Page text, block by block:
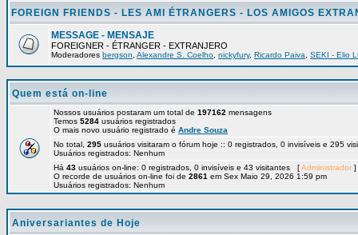
FOREIGN FRIENDS - LES AMI ÉTRANGERS - LOS AMIGOS
MESSAGE - MENSAJE
FOREIGNER - ÉTRANGER - EXTRANJERO
Moderadores bergson Alexandre S. Coelho nickyfury, Ricardo Paiva SEKI - Elio
Quem está on-line
Nossos usuários postaram um total de 197162 mensagens
Temos 5284 usuários registrados
O mais novo usuário registrado é Andre Souza
No total, 295 usuários visitaram o fórum hoje :: 0 registrados, 0 invisíveis e 295
Usuários registrados: Nenhum
Há 43 usuários on-line: 0 registrados, 0 invisíveis e 43 visitantes [Administrador
O recorde de usuários on-line foi de 2861 em Sex Maio 29, 2026 1:59 pm
Usuários registrados: Nenhum
Aniversariantes de Hoje